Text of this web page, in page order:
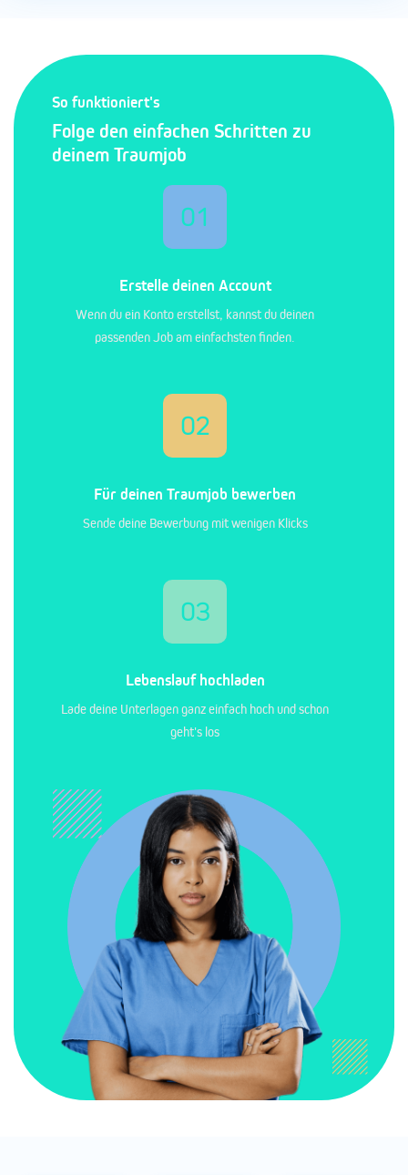
So funktioniert's
Folge den einfachen Schritten zu
deinem Traumjob
01
Erstelle deinen Account
Wenn du ein Konto erstellst, kannst du deinen
passenden Job am einfachsten finden.
02
Für deinen Traumjob bewerben
Sende deine Bewerbung mit wenigen Klicks
03
Lebenslauf hochladen
Lade deine Unterlagen ganz einfach hoch und schon
geht's los